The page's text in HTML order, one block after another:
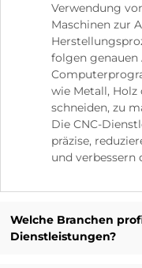
Verwendung
Maschinen zur
folgen genauen
wie Metall,
schneiden, zu
Die CNC-
präzise,
und verbessern
Welche Branchen
Dienstleistungen?